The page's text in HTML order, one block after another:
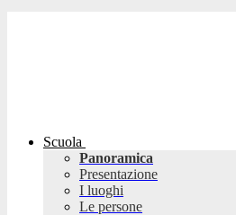
Scuola
Panoramica
Presentazione
I luoghi
Le persone